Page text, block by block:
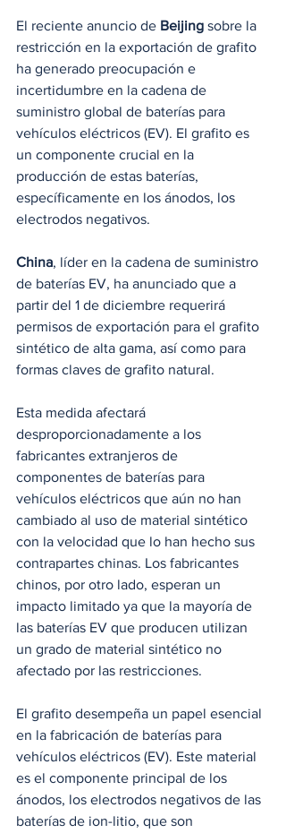
El reciente anuncio de Beijing sobre la
restricción en la exportación de grafito
ha generado preocupación e
incertidumbre en la cadena de
suministro global de baterías para
vehículos eléctricos (EV). El grafito es
un componente crucial en la
producción de estas baterías,
específicamente en los ánodos, los
electrodos negativos.
China, líder en la cadena de suministro
de baterías EV, ha anunciado que a
partir del 1 de diciembre requerirá
permisos de exportación para el grafito
sintético de alta gama, así como para
formas claves de grafito natural.
Esta medida afectará
desproporcionadamente a los
fabricantes extranjeros de
componentes de baterías para
vehículos eléctricos que aún no han
cambiado al uso de material sintético
con la velocidad que lo han hecho sus
contrapartes chinas. Los fabricantes
chinos, por otro lado, esperan un
impacto limitado ya que la mayoría de
las baterías EV que producen utilizan
un grado de material sintético no
afectado por las restricciones.
El grafito desempeña un papel esencial
en la fabricación de baterías para
vehículos eléctricos (EV). Este material
es el componente principal de los
ánodos, los electrodos negativos de las
baterías de ion-litio, que son